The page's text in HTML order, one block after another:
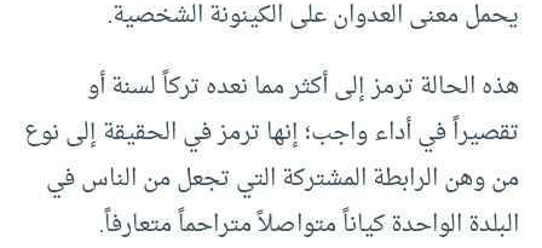
يحمل معنى العدوان على الكينونة الشخصية.
هذه الحالة ترمز إلى أكثر مما نعده تركاً لسنة أو
تقصيراً في أداء واجب؛ إنها ترمز في الحقيقة إلى نوع
من وهن الرابطة المشتركة التي تجعل من الناس في
البلدة الواحدة كياناً متواصلاً متراحماً متعارفاً.